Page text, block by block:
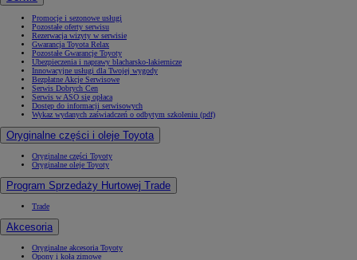
Promocje i sezonowe usługi
Pozostałe oferty serwisu
Rezerwacja wizyty w serwisie
Gwarancja Toyota Relax
Pozostałe Gwarancje Toyoty
Ubezpieczenia i naprawy blacharsko-lakiernicze
Innowacyjne usługi dla Twojej wygody
Bezpłatne Akcje Serwisowe
Serwis Dobrych Cen
Serwis w ASO się opłaca
Dostęp do informacji serwisowych
Wykaz wydanych zaświadczeń o odbytym szkoleniu (pdf)
Oryginalne części i oleje Toyota
Oryginalne części Toyoty
Oryginalne oleje Toyoty
Program Sprzedaży Hurtowej Trade
Trade
Akcesoria
Oryginalne akcesoria Toyoty
Opony i koła zimowe